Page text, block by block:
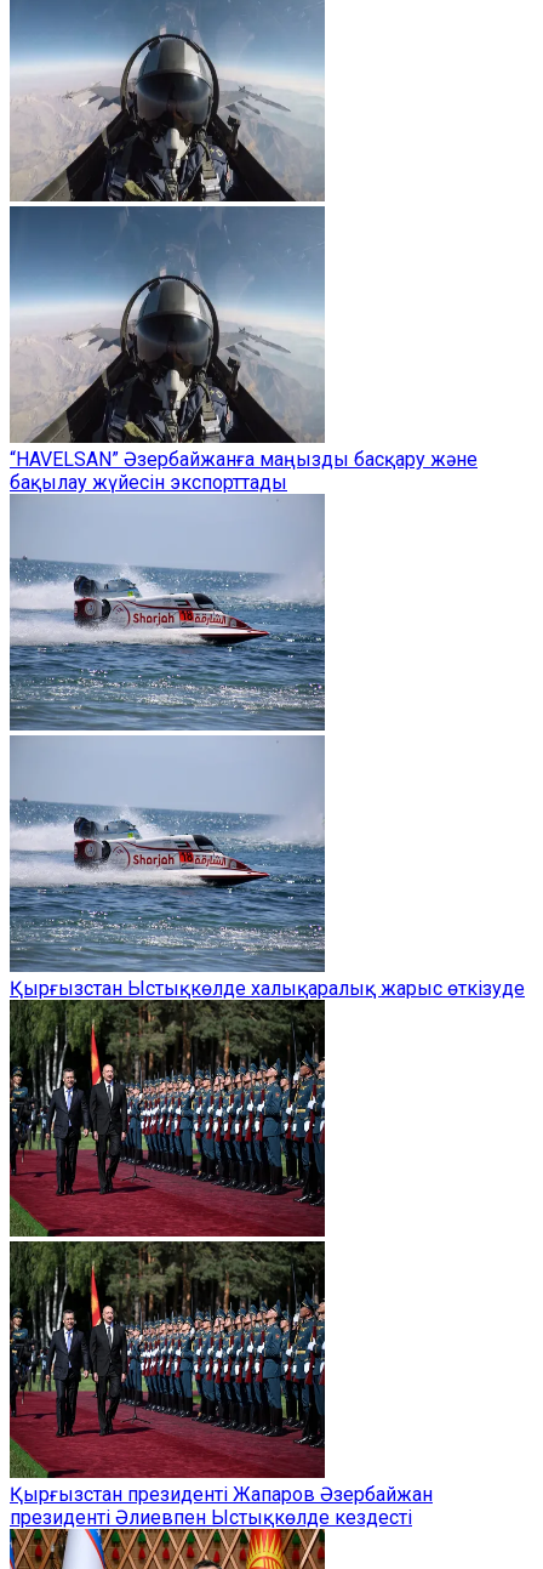
“HAVELSAN” Әзербайжанға маңызды басқару және
бақылау жүйесін экспорттады
Қырғызстан Ыстықкөлде халықаралық жарыс өткізуде
Қырғызстан президенті Жапаров Әзербайжан
президенті Әлиевпен Ыстықкөлде кездесті